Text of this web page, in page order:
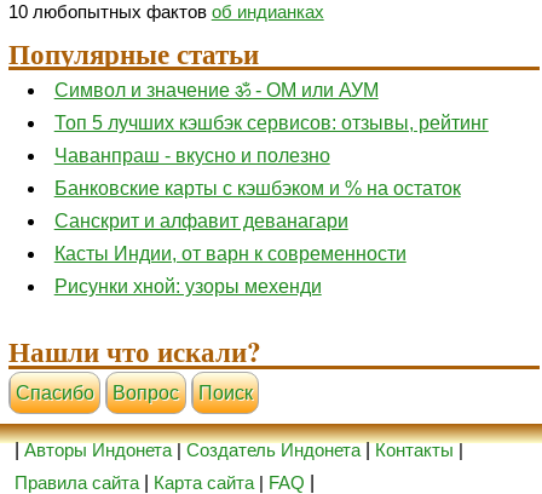
10 любопытных фактов об индианках
Популярные статьи
Символ и значение ॐ - ОМ или АУМ
Топ 5 лучших кэшбэк сервисов: отзывы, рейтинг
Чаванпраш - вкусно и полезно
Банковские карты с кэшбэком и % на остаток
Санскрит и алфавит деванагари
Касты Индии, от варн к современности
Рисунки хной: узоры мехенди
Нашли что искали?
Cпасибо Вопрос Поиск
|Авторы Индонета|Создатель Индонета|Контакты|
Правила сайта
Карта сайта | FAQ